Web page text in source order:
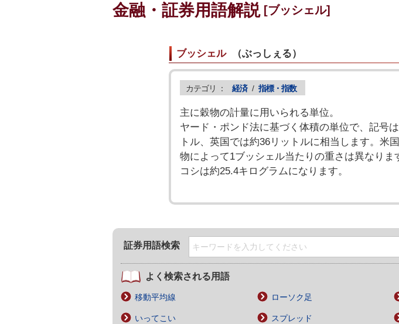
金融・証券用語解説 [ブッシェル]
ブッシェル（ぶっしぇる）
カテゴリ ： 経済 / 指標・指数
主に穀物の計量に用いられる単位。
ヤード・ポンド法に基づく体積の単位で、記号
トル、英国では約36リットルに相当します。米
物によって1ブッシェル当たりの重さは異なり
コシは約25.4キログラムになります。
証券用語検索
よく検索される用語
移動平均線 ローソク足
いってこい スプレッド